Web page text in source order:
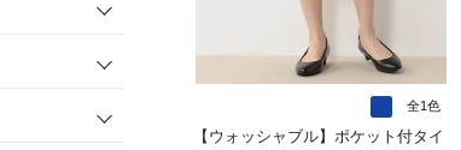
全1色
【ウォッシャブル】ポケット付タイ